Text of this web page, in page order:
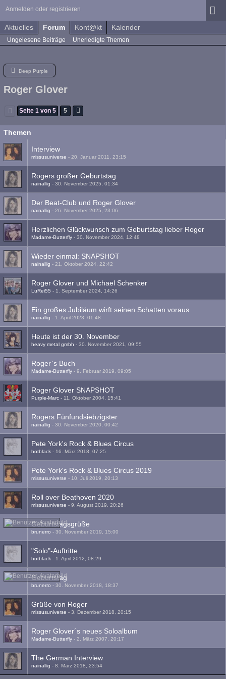
Anmelden oder registrieren
Aktuelles Forum Kont@kt Kalender
Ungelesene Beiträge Unerledigte Themen
Deep Purple
Roger Glover
Seite 1 von 5 5
Themen
Interview
missusuniverse - 20. Januar 2011, 23:15
Rogers großer Geburtstag
nainallig - 30. November 2025, 01:34
Der Beat-Club und Roger Glover
nainallig - 26. November 2025, 23:06
Herzlichen Glückwunsch zum Geburtstag lieber Roger
Madame-Butterfly - 30. November 2024, 12:48
Wieder einmal: SNAPSHOT
nainallig - 21. Oktober 2024, 22:42
Roger Glover und Michael Schenker
LuRei55 - 1. September 2024, 14:26
Ein großes Jubiläum wirft seinen Schatten voraus
nainallig - 1. April 2023, 01:48
Heute ist der 30. November
heavy metal gmbh - 30. November 2021, 09:55
Roger`s Buch
Madame-Butterfly - 9. Februar 2019, 09:05
Roger Glover SNAPSHOT
Purple-Marc - 11. Oktober 2004, 15:41
Rogers Fünfundsiebzigster
nainallig - 30. November 2020, 00:42
Pete York's Rock & Blues Circus
hotblack - 16. März 2018, 07:25
Pete York's Rock & Blues Circus 2019
missusuniverse - 10. Juli 2019, 20:13
Roll over Beathoven 2020
missusuniverse - 9. August 2019, 20:26
Geburtstagsgrüße
brunerro - 30. November 2019, 15:00
"Solo"-Auftritte
hotblack - 1. April 2012, 08:29
Geburtstag
brunerro - 30. November 2018, 18:37
Grüße von Roger
missusuniverse - 3. Dezember 2018, 20:15
Roger Glover´s neues Soloalbum
Madame-Butterfly - 2. März 2007, 20:17
The German Interview
nainallig - 8. März 2018, 23:54